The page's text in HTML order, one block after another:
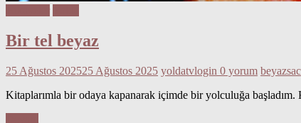
Bir tel beyaz
25 Ağustos 202525 Ağustos 2025 yoldatvlogin 0 yorum beyazsac
Kitaplarımla bir odaya kapanarak içimde bir yolculuğa